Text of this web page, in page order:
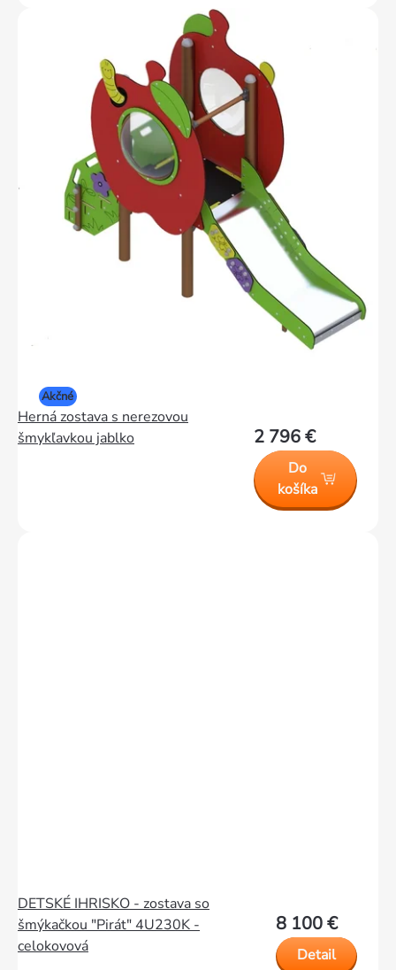
Akčné
Herná zostava s nerezovou
šmykľavkou jablko
2 796 €
Do
košíka
DETSKÉ IHRISKO - zostava so
šmýkačkou "Pirát" 4U230K -
celokovová
8 100 €
Detail